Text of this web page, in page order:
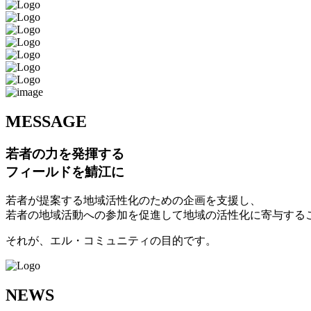
MESSAGE
若者の力を発揮する
フィールドを鯖江に
若者が提案する地域活性化のための企画を支援し、
若者の地域活動への参加を促進して地域の活性化に寄与する
それが、エル・コミュニティの目的です。
NEWS